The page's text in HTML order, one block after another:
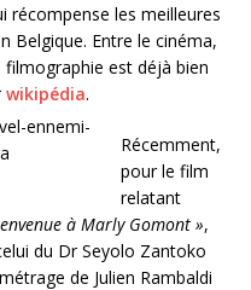
récompense les meilleures
Belgique. Entre le cinéma,
est déjà bien
wikipédia.
Récemment,
pour le film
relatant
à Marly Gomont »,
du Dr Seyolo Zantoko
de Julien Rambaldi